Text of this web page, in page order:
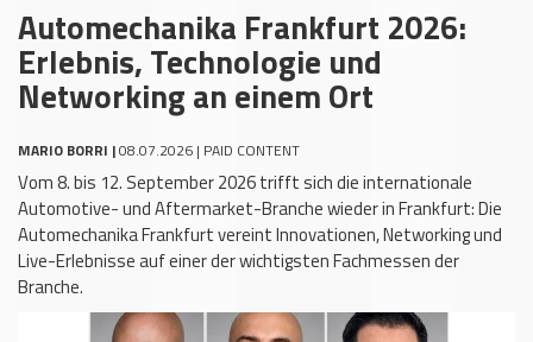
Automechanika Frankfurt 2026:
Erlebnis, Technologie und
Networking an einem Ort
MARIO BORRI |08.07.2026 | PAID CONTENT
Vom 8. bis 12. September 2026 trifft sich die internationale
Automotive- und Aftermarket-Branche wieder in Frankfurt: Die
Automechanika Frankfurt vereint Innovationen, Networking und
Live-Erlebnisse auf einer der wichtigsten Fachmessen der
Branche.